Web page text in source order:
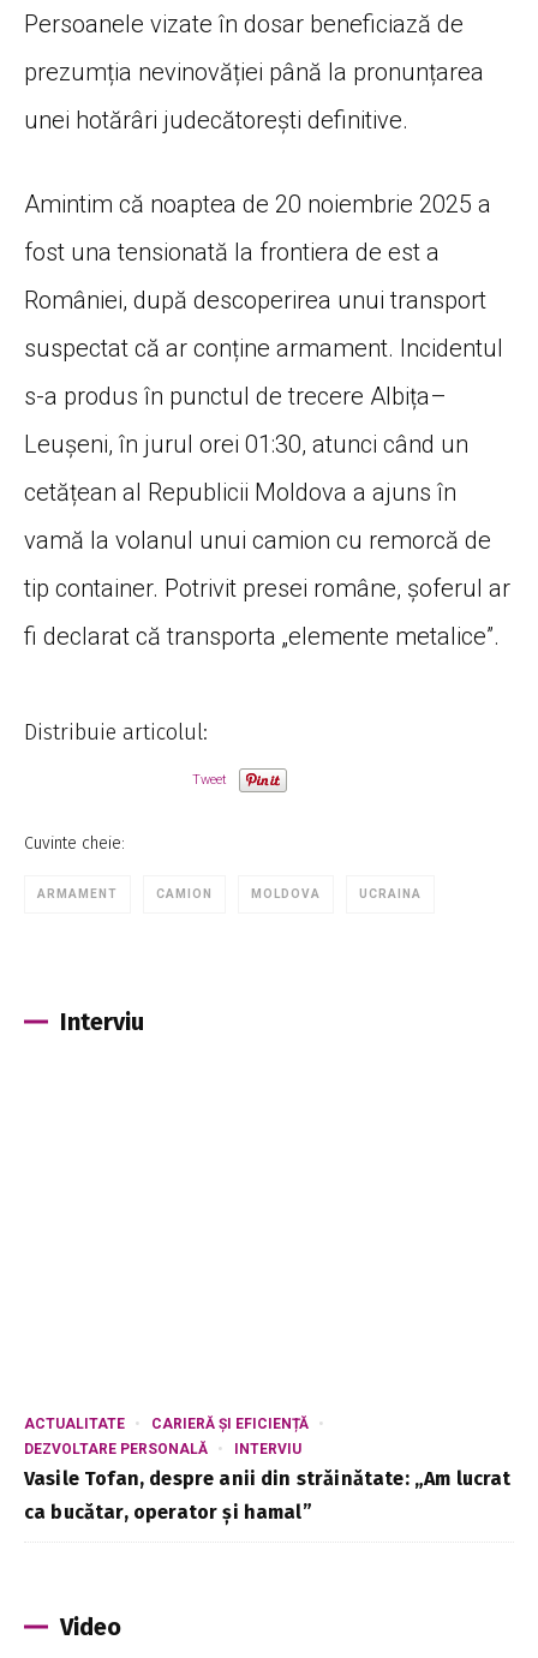
Persoanele vizate în dosar beneficiază de
prezumția nevinovăției până la pronunțarea
unei hotărâri judecătorești definitive.
Amintim că noaptea de 20 noiembrie 2025 a
fost una tensionată la frontiera de est a
României, după descoperirea unui transport
suspectat că ar conține armament. Incidentul
s-a produs în punctul de trecere Albița–
Leușeni, în jurul orei 01:30, atunci când un
cetățean al Republicii Moldova a ajuns în
vamă la volanul unui camion cu remorcă de
tip container. Potrivit presei române, șoferul ar
fi declarat că transporta „elemente metalice”.
Distribuie articolul:
Tweet
Cuvinte cheie:
ARMAMENT CAMION MOLDOVA UCRAINA
Interviu
ACTUALITATE
CARIERĂ ȘI EFICIENȚĂ
DEZVOLTARE PERSONALĂ
INTERVIU
Vasile Tofan, despre anii din străinătate: „Am lucrat
ca bucătar, operator și hamal”
Video